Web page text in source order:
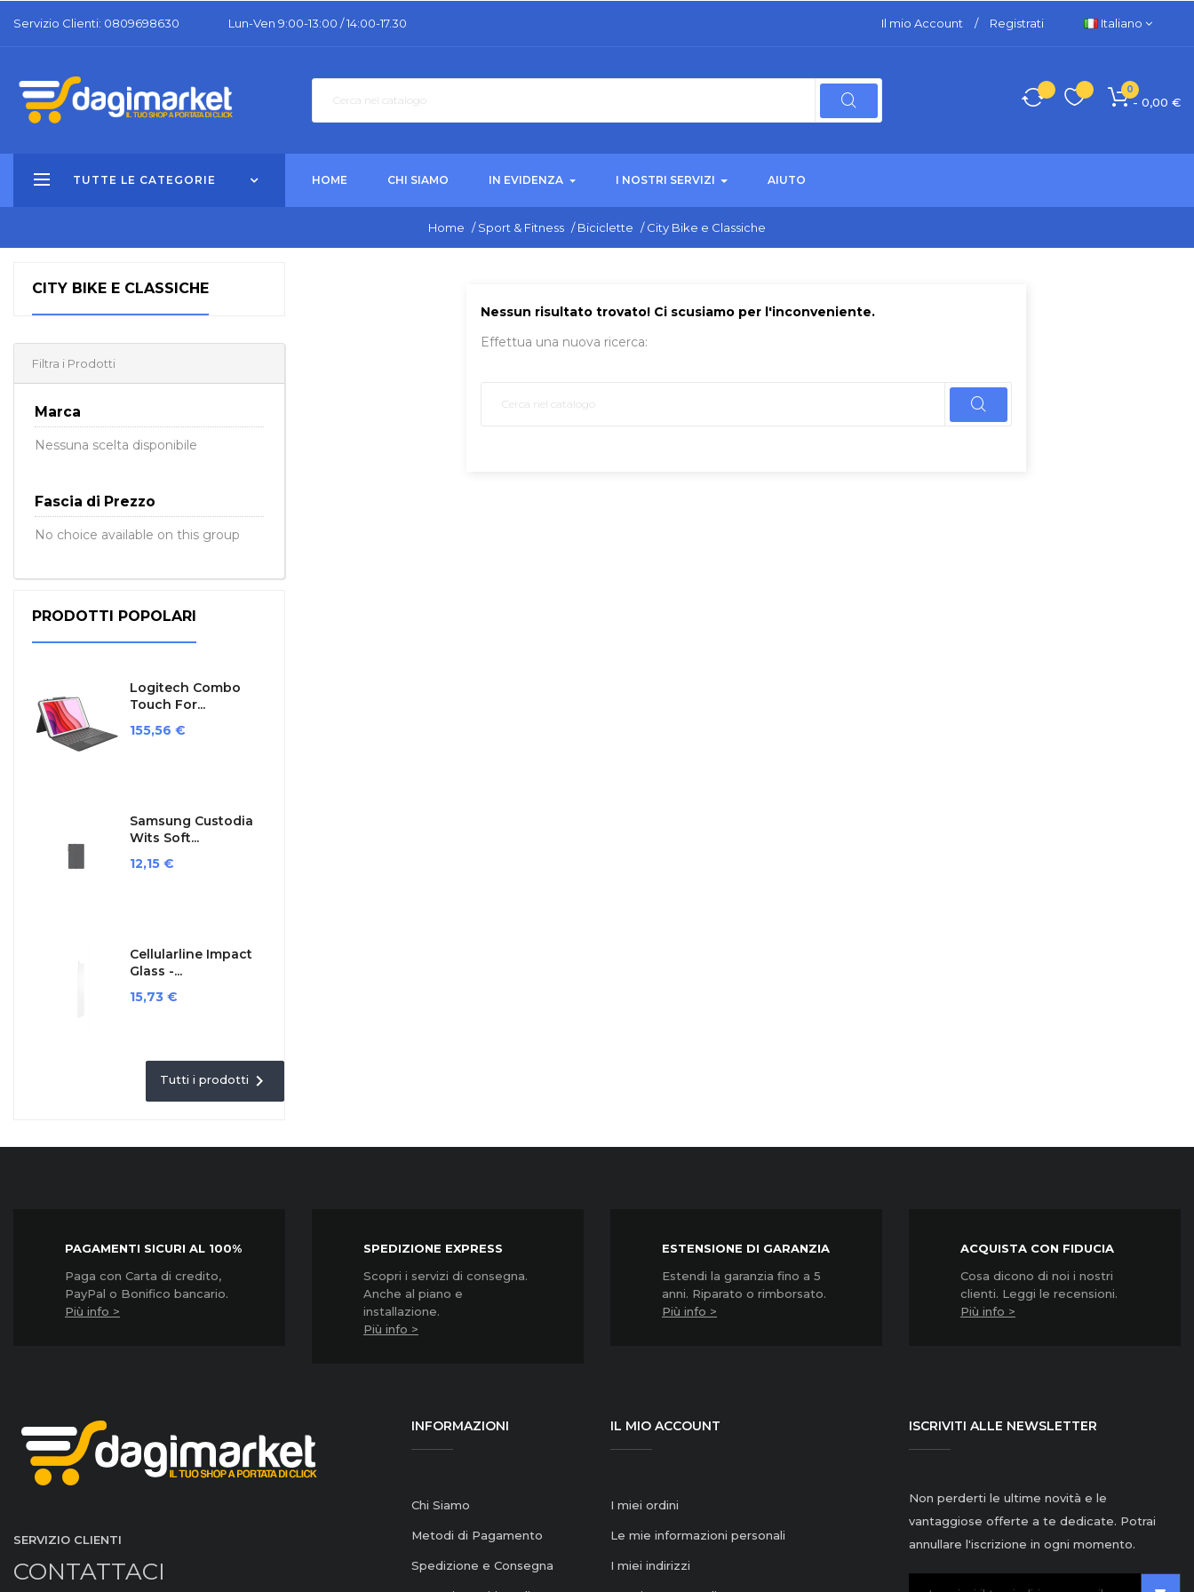
Servizio Clienti: 0809698630 Lun-Ven 9:00-13:00 / 14:00-17.30 Il mio Account / Registrati Italiano
0
- 0,00 €
TUTTE LE CATEGORIE HOME CHI SIAMO IN EVIDENZA I NOSTRI SERVIZI AIUTO
Home / Sport & Fitness / Biciclette / City Bike e Classiche
CITY BIKE E CLASSICHE
Filtra i Prodotti
Marca
Nessuna scelta disponibile
Fascia di Prezzo
No choice available on this group
PRODOTTI POPOLARI
Logitech Combo
Touch For...
Prezzo
155,56 €
Samsung Custodia
Wits Soft...
Prezzo
12,15 €
Cellularline Impact
Glass -...
Prezzo
15,73 €
Tutti i prodotti 
Nessun risultato trovato! Ci scusiamo per l'inconveniente.
Effettua una nuova ricerca:
PAGAMENTI SICURI AL 100%
Paga con Carta di credito,
PayPal o Bonifico bancario.
Più info >
SPEDIZIONE EXPRESS
Scopri i servizi di consegna.
Anche al piano e
installazione.
Più info >
ESTENSIONE DI GARANZIA
Estendi la garanzia fino a 5
anni. Riparato o rimborsato.
Più info >
ACQUISTA CON FIDUCIA
Cosa dicono di noi i nostri
clienti. Leggi le recensioni.
Più info >
SERVIZIO CLIENTI
CONTATTACI
INFORMAZIONI
Chi Siamo
Metodi di Pagamento
Spedizione e Consegna
IL MIO ACCOUNT
I miei ordini
Le mie informazioni personali
I miei indirizzi
ISCRIVITI ALLE NEWSLETTER
Non perderti le ultime novità e le
vantaggiose offerte a te dedicate. Potrai
annullare l'iscrizione in ogni momento.